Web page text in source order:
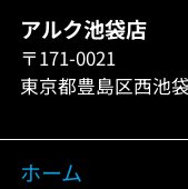
アルク池袋店
〒171-0021
東京都豊島区西池
ホーム